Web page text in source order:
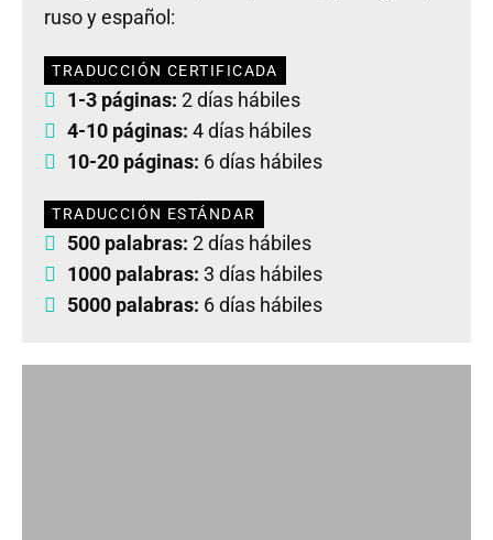
ruso y español:
TRADUCCIÓN CERTIFICADA
1-3 páginas: 2 días hábiles
4-10 páginas: 4 días hábiles
10-20 páginas: 6 días hábiles
TRADUCCIÓN ESTÁNDAR
500 palabras: 2 días hábiles
1000 palabras: 3 días hábiles
5000 palabras: 6 días hábiles